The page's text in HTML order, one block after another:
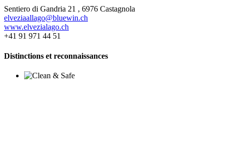
Sentiero di Gandria 21 , 6976 Castagnola
elveziaallago@bluewin.ch
www.elvezialago.ch
+41 91 971 44 51
Distinctions et reconnaissances